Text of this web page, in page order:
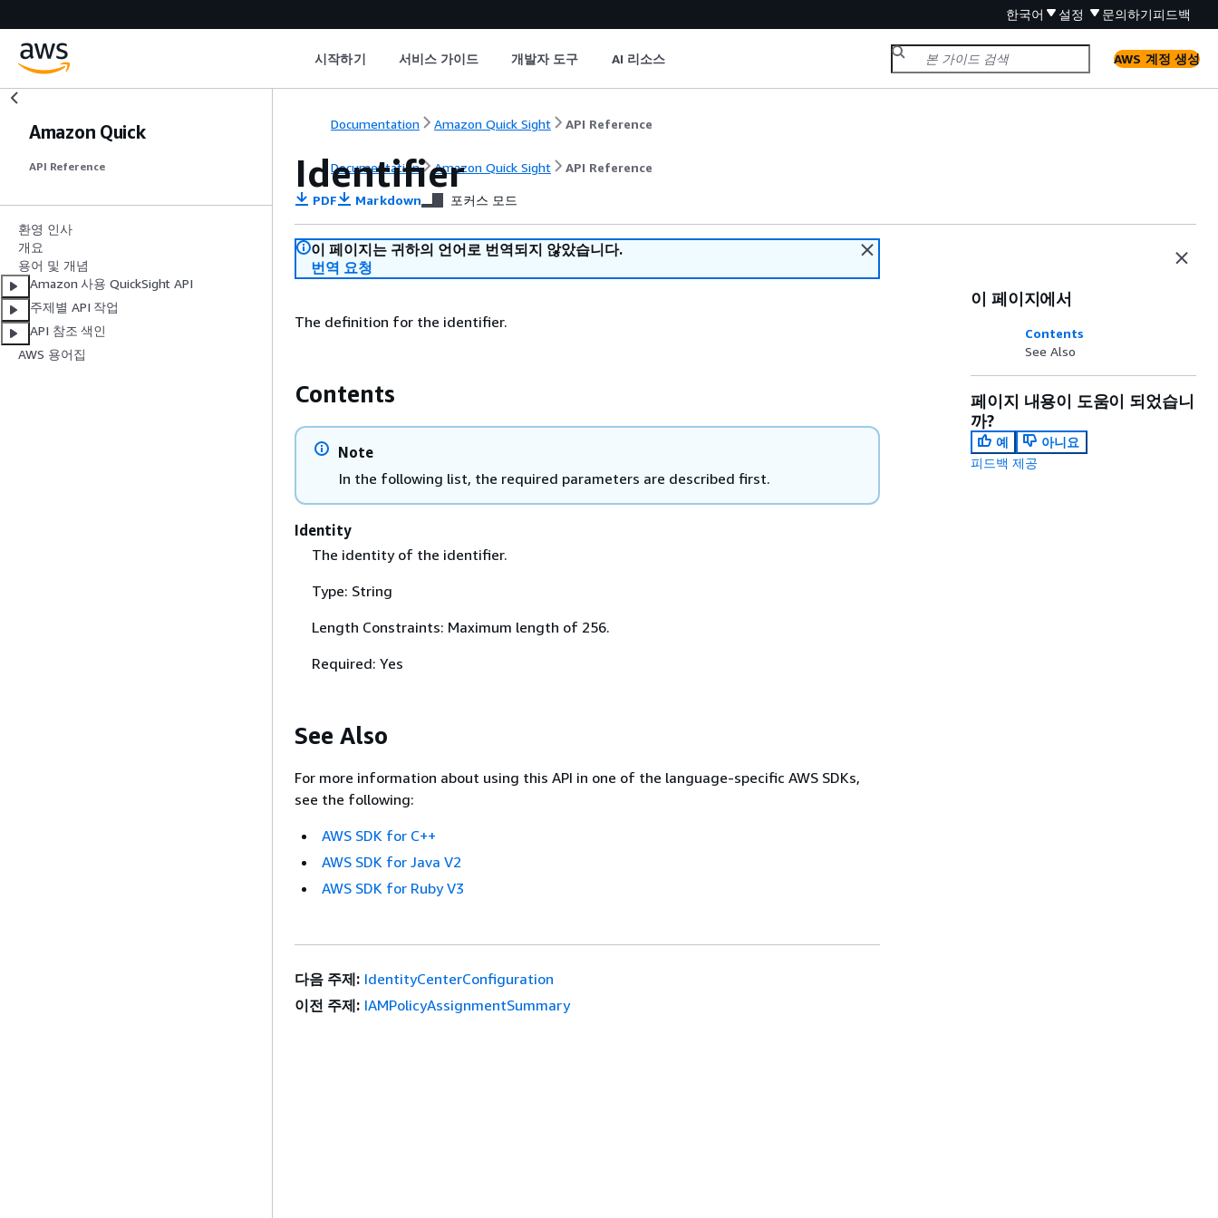
한국어 설정 문의하기피드백
시작하기 서비스 가이드 개발자 도구 AI 리소스 AWS 계정 생성
Amazon Quick
API Reference
환영 인사
개요
용어 및 개념
Amazon 사용 QuickSight API
주제별 API 작업
API 참조 색인
AWS 용어집
Documentation Amazon Quick Sight API Reference
Documentation Amazon Quick Sight API Reference
Identifier
PDF Markdown 포커스 모드
이 페이지는 귀하의 언어로 번역되지 않았습니다.
번역 요청
The definition for the identifier.
Contents
Note
In the following list, the required parameters are described first.
Identity
The identity of the identifier.
Type: String
Length Constraints: Maximum length of 256.
Required: Yes
See Also
For more information about using this API in one of the language-specific AWS SDKs,
see the following:
AWS SDK for C++
AWS SDK for Java V2
AWS SDK for Ruby V3
이 페이지에서
Contents
See Also
페이지 내용이 도움이 되었습니
까?
예
아니요
피드백 제공
다음 주제: IdentityCenterConfiguration
이전 주제: IAMPolicyAssignmentSummary